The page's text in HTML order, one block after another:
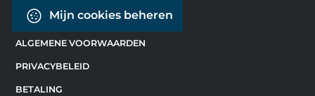
Mijn cookies beheren
ALGEMENE VOORWAARDEN
PRIVACYBELEID
BETALING